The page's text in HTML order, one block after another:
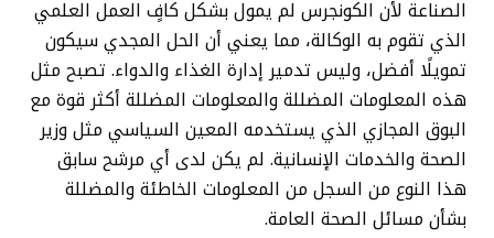
الصناعة لأن الكونجرس لم يمول بشكل كافٍ العمل العلمي
الذي تقوم به الوكالة، مما يعني أن الحل المجدي سيكون
تمويلًا أفضل، وليس تدمير إدارة الغذاء والدواء. تصبح مثل
هذه المعلومات المضللة والمعلومات المضللة أكثر قوة مع
البوق المجازي الذي يستخدمه المعين السياسي مثل وزير
الصحة والخدمات الإنسانية. لم يكن لدى أي مرشح سابق
هذا النوع من السجل من المعلومات الخاطئة والمضللة
بشأن مسائل الصحة العامة.